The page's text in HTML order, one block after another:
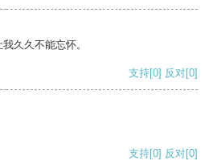
久久不能忘怀。
支持[0] 反对[0]
支持[0] 反对[0]